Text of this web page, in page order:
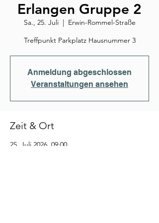
Erlangen Gruppe 2
Sa., 25. Juli
  |
Erwin-Rommel-Straße
Treffpunkt Parkplatz Hausnummer 3
Anmeldung abgeschlossen
Veranstaltungen ansehen
Zeit & Ort
25. Juli 2026, 09:00